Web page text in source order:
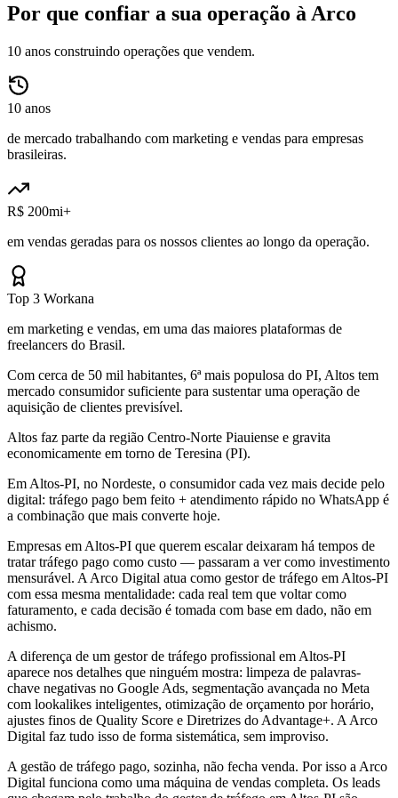
Por que confiar a sua operação à Arco
10 anos construindo operações que vendem.
10 anos
de mercado trabalhando com marketing e vendas para empresas
brasileiras.
R$ 200mi+
em vendas geradas para os nossos clientes ao longo da operação.
Top 3 Workana
em marketing e vendas, em uma das maiores plataformas de
freelancers do Brasil.
Com cerca de 50 mil habitantes, 6ª mais populosa do PI, Altos tem
mercado consumidor suficiente para sustentar uma operação de
aquisição de clientes previsível.
Altos faz parte da região Centro-Norte Piauiense e gravita
economicamente em torno de Teresina (PI).
Em Altos-PI, no Nordeste, o consumidor cada vez mais decide pelo
digital: tráfego pago bem feito + atendimento rápido no WhatsApp é
a combinação que mais converte hoje.
Empresas em Altos-PI que querem escalar deixaram há tempos de
tratar tráfego pago como custo — passaram a ver como investimento
mensurável. A Arco Digital atua como gestor de tráfego em Altos-PI
com essa mesma mentalidade: cada real tem que voltar como
faturamento, e cada decisão é tomada com base em dado, não em
achismo.
A diferença de um gestor de tráfego profissional em Altos-PI
aparece nos detalhes que ninguém mostra: limpeza de palavras-
chave negativas no Google Ads, segmentação avançada no Meta
com lookalikes inteligentes, otimização de orçamento por horário,
ajustes finos de Quality Score e Diretrizes do Advantage+. A Arco
Digital faz tudo isso de forma sistemática, sem improviso.
A gestão de tráfego pago, sozinha, não fecha venda. Por isso a Arco
Digital funciona como uma máquina de vendas completa. Os leads